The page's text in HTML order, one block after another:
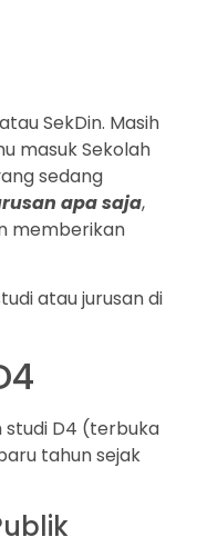
SekDin. Masih
masuk Sekolah
sedang
apa saja,
memberikan
atau jurusan di
D4 (terbuka
tahun sejak